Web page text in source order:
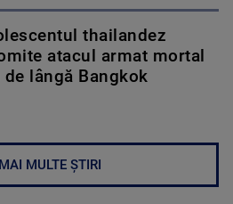
thailandez
atacul armat mortal
lângă Bangkok
MULTE ȘTIRI